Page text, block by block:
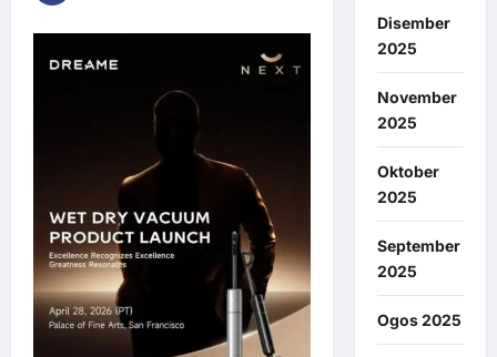
Disember
2025
November
2025
Oktober
2025
September
2025
Ogos 2025